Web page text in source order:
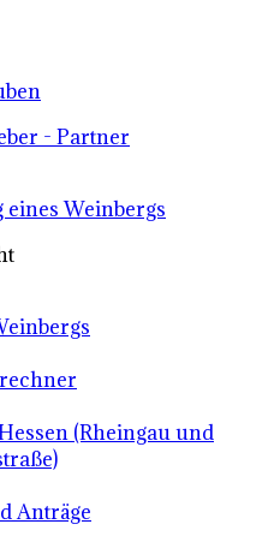
- Partner
Weinbergs
(Rheingau und
Anträge